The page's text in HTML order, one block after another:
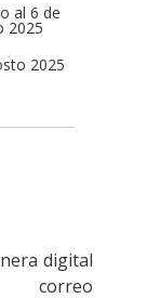
al 6 de
2025
2025
digital